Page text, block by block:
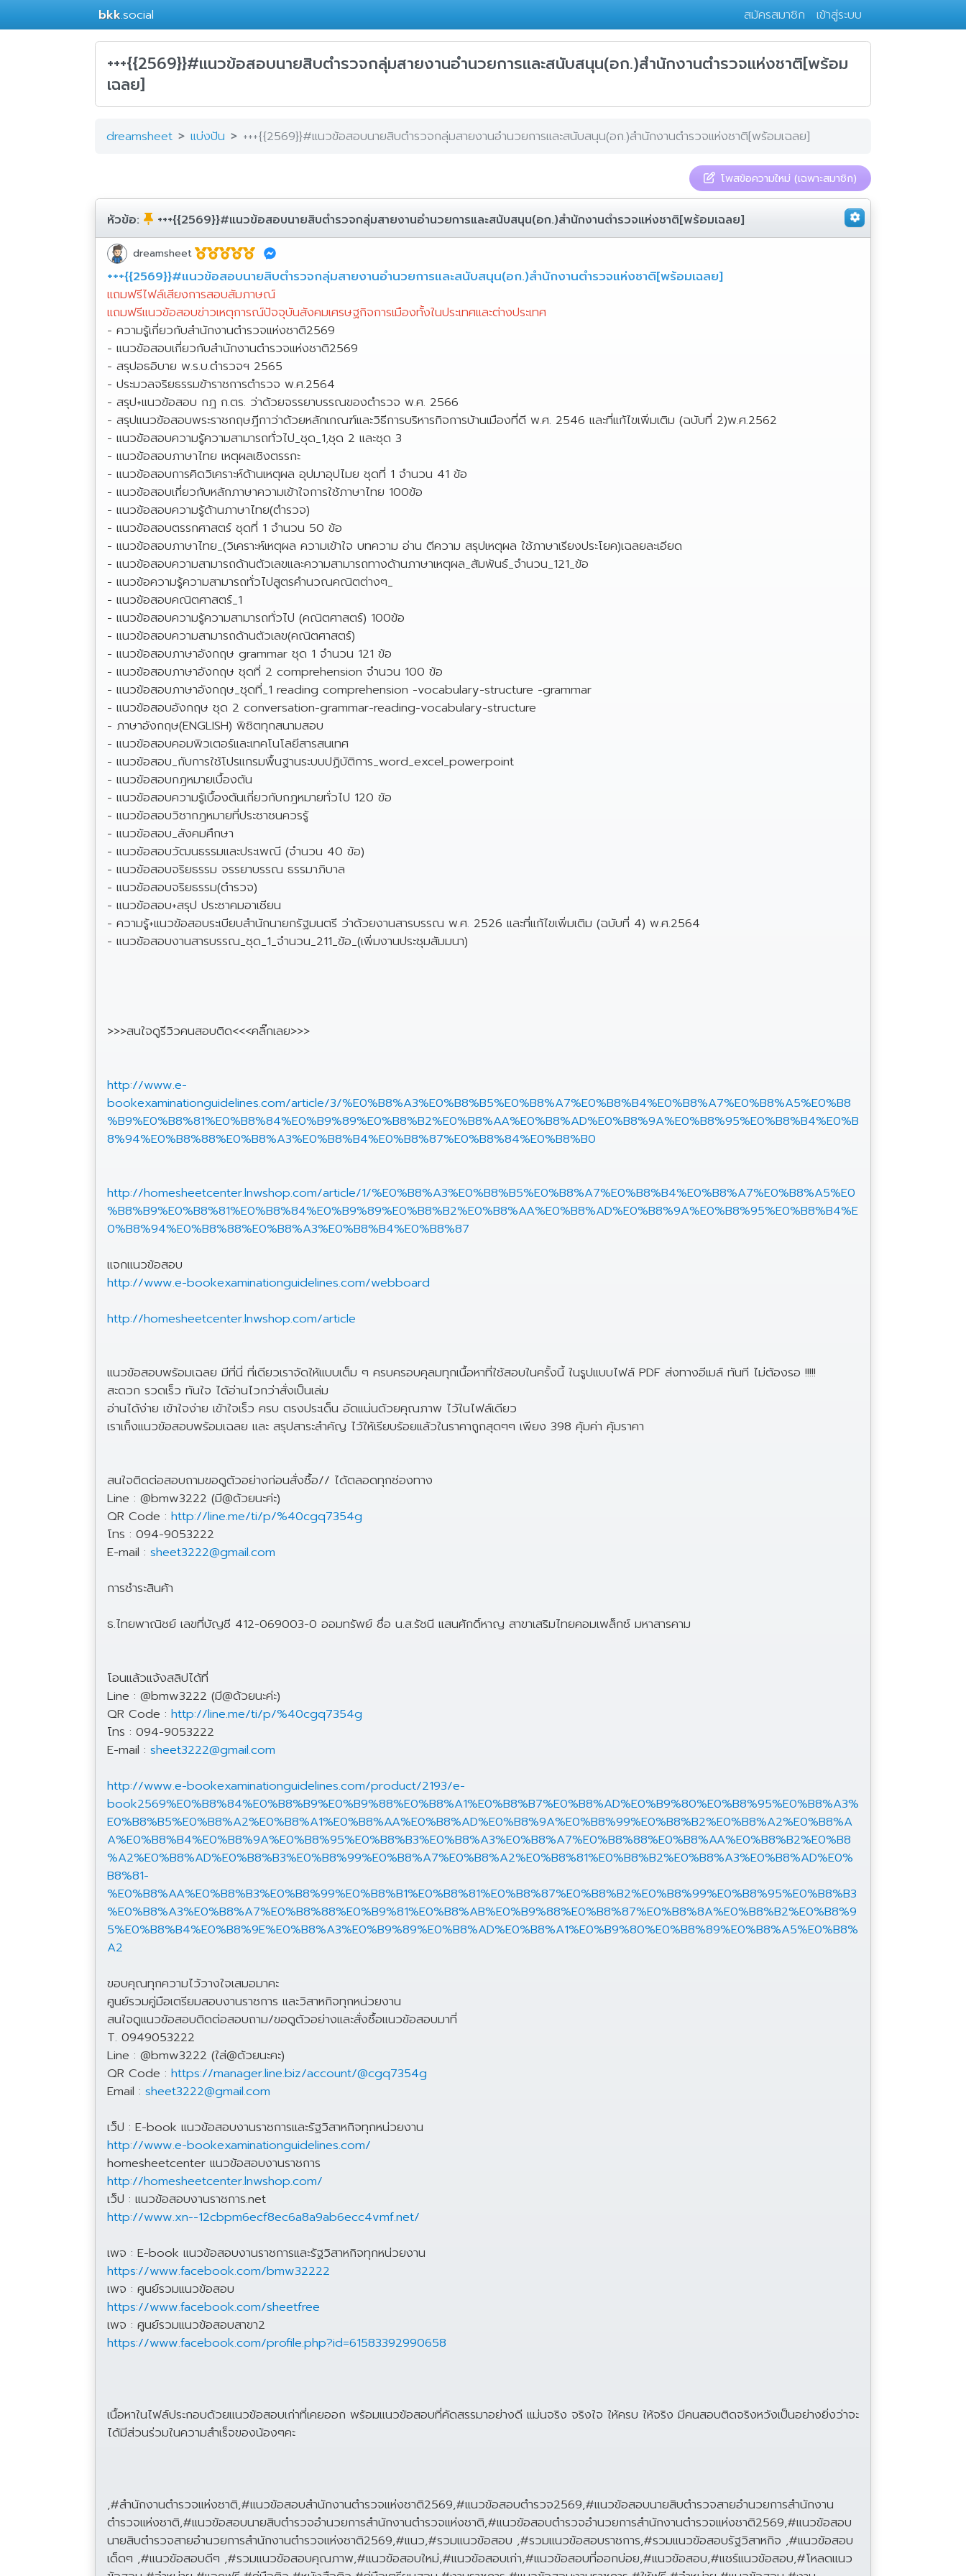
bkk.social สมัครสมาชิก เข้าสู่ระบบ
+++{{2569}}#แนวข้อสอบนายสิบตำรวจกลุ่มสายงานอำนวยการและสนับสนุน(อก.)สำนักงานตำรวจแห่งชาติ[พร้อม
เฉลย]
dreamsheet แบ่งปัน +++{{2569}}#แนวข้อสอบนายสิบตำรวจกลุ่มสายงานอำนวยการและสนับสนุน(อก.)สำนักงานตำรวจแห่งชาติ[พร้อมเฉลย]
โพสข้อความใหม่ (เฉพาะสมาชิก)
หัวข้อ: +++{{2569}}#แนวข้อสอบนายสิบตำรวจกลุ่มสายงานอำนวยการและสนับสนุน(อก.)สำนักงานตำรวจแห่งชาติ[พร้อมเฉลย]
dreamsheet
+++{{2569}}#แนวข้อสอบนายสิบตำรวจกลุ่มสายงานอำนวยการและสนับสนุน(อก.)สำนักงานตำรวจแห่งชาติ[พร้อมเฉลย]
แถมฟรีไฟล์เสียงการสอบสัมภาษณ์
แถมฟรีแนวข้อสอบข่าวเหตุการณ์ปัจจุบันสังคมเศรษฐกิจการเมืองทั้งในประเทศและต่างประเทศ
- ความรู้เกี่ยวกับสำนักงานตำรวจแห่งชาติ2569
- แนวข้อสอบเกี่ยวกับสำนักงานตำรวจแห่งชาติ2569
- สรุปอธอิบาย พ.ร.บ.ตำรวจฯ 2565
- ประมวลจริยธรรมข้าราชการตำรวจ พ.ศ.2564
- สรุป+แนวข้อสอบ กฎ ก.ตร. ว่าด้วยจรรยาบรรณของตำรวจ พ.ศ. 2566
- สรุปแนวข้อสอบพระราชกฤษฎีกาว่าด้วยหลักเกณฑ์และวิธีการบริหารกิจการบ้านเมืองที่ดี พ.ศ. 2546 และที่แก้ไขเพิ่มเติม (ฉบับที่ 2)พ.ศ.2562
- แนวข้อสอบความรู้ความสามารถทั่วไป_ชุด_1,ชุด 2 และชุด 3
- แนวข้อสอบภาษาไทย เหตุผลเชิงตรรกะ
- แนวข้อสอบการคิดวิเคราะห์ด้านเหตุผล อุปมาอุปไมย ชุดที่ 1 จำนวน 41 ข้อ
- แนวข้อสอบเกี่ยวกับหลักภาษาความเข้าใจการใช้ภาษาไทย 100ข้อ
- แนวข้อสอบความรู้ด้านภาษาไทย(ตำรวจ)
- แนวข้อสอบตรรกศาสตร์ ชุดที่ 1 จำนวน 50 ข้อ
- แนวข้อสอบภาษาไทย_(วิเคราะห์เหตุผล ความเข้าใจ บทความ อ่าน ตีความ สรุปเหตุผล ใช้ภาษาเรียงประโยค)เฉลยละเอียด
- แนวข้อสอบความสามารถด้านตัวเลขและความสามารถทางด้านภาษาเหตุผล_สัมพันธ์_จำนวน_121_ข้อ
- แนวข้อความรู้ความสามารถทั่วไปสูตรคำนวณคณิตต่างๆ_
- แนวข้อสอบคณิตศาสตร์_1
- แนวข้อสอบความรู้ความสามารถทั่วไป (คณิตศาสตร์) 100ข้อ
- แนวข้อสอบความสามารถด้านตัวเลข(คณิตศาสตร์)
- แนวข้อสอบภาษาอังกฤษ grammar ชุด 1 จำนวน 121 ข้อ
- แนวข้อสอบภาษาอังกฤษ ชุดที่ 2 comprehension จำนวน 100 ข้อ
- แนวข้อสอบภาษาอังกฤษ_ชุดที่_1 reading comprehension -vocabulary-structure -grammar
- แนวข้อสอบอังกฤษ ชุด 2 conversation-grammar-reading-vocabulary-structure
- ภาษาอังกฤษ(ENGLISH) พิชิตทุกสนามสอบ
- แนวข้อสอบคอมพิวเตอร์และเทคโนโลยีสารสนเทศ
- แนวข้อสอบ_กับการใช้โปรแกรมพื้นฐานระบบปฏิบัติการ_word_excel_powerpoint
- แนวข้อสอบกฎหมายเบื้องต้น
- แนวข้อสอบความรู้เบื้องต้นเกี่ยวกับกฎหมายทั่วไป 120 ข้อ
- แนวข้อสอบวิชากฎหมายที่ประชาชนควรรู้
- แนวข้อสอบ_สังคมศึกษา
- แนวข้อสอบวัฒนธรรมและประเพณี (จำนวน 40 ข้อ)
- แนวข้อสอบจริยธรรม จรรยาบรรณ ธรรมาภิบาล
- แนวข้อสอบจริยธรรม(ตำรวจ)
- แนวข้อสอบ+สรุป ประชาคมอาเซียน
- ความรู้+แนวข้อสอบระเบียบสำนักนายกรัฐมนตรี ว่าด้วยงานสารบรรณ พ.ศ. 2526 และที่แก้ไขเพิ่มเติม (ฉบับที่ 4) พ.ศ.2564
- แนวข้อสอบงานสารบรรณ_ชุด_1_จำนวน_211_ข้อ_(เพิ่มงานประชุมสัมมนา)
>>>สนใจดูรีวิวคนสอบติด<<<คลิ๊กเลย>>>
http://www.e-
bookexaminationguidelines.com/article/3/%E0%B8%A3%E0%B8%B5%E0%B8%A7%E0%B8%B4%E0%B8%A7%E0%B8%A5%E0%B8
%B9%E0%B8%81%E0%B8%84%E0%B9%89%E0%B8%B2%E0%B8%AA%E0%B8%AD%E0%B8%9A%E0%B8%95%E0%B8%B4%E0%B
8%94%E0%B8%88%E0%B8%A3%E0%B8%B4%E0%B8%87%E0%B8%84%E0%B8%B0
http://homesheetcenter.lnwshop.com/article/1/%E0%B8%A3%E0%B8%B5%E0%B8%A7%E0%B8%B4%E0%B8%A7%E0%B8%A5%E0
%B8%B9%E0%B8%81%E0%B8%84%E0%B9%89%E0%B8%B2%E0%B8%AA%E0%B8%AD%E0%B8%9A%E0%B8%95%E0%B8%B4%E
0%B8%94%E0%B8%88%E0%B8%A3%E0%B8%B4%E0%B8%87
แจกแนวข้อสอบ
http://www.e-bookexaminationguidelines.com/webboard
http://homesheetcenter.lnwshop.com/article
แนวข้อสอบพร้อมเฉลย มีที่นี่ ที่เดียวเราจัดให้แบบเต็ม ๆ ครบครอบคุลมทุกเนื้อหาที่ใช้สอบในครั้งนี้ ในรูปแบบไฟล์ PDF ส่งทางอีเมล์ ทันที ไม่ต้องรอ !!!!!
สะดวก รวดเร็ว ทันใจ ได้อ่านไวกว่าสั่งเป็นเล่ม
อ่านได้ง่าย เข้าใจง่าย เข้าใจเร็ว ครบ ตรงประเด็น อัดแน่นด้วยคุณภาพ ไว้ในไฟล์เดียว
เราเก็งแนวข้อสอบพร้อมเฉลย และ สรุปสาระสำคัญ ไว้ให้เรียบร้อยแล้วในราคาถูกสุดๆๆ เพียง 398 คุ้มค่า คุ้มราคา
สนใจติดต่อสอบถามขอดูตัวอย่างก่อนสั่งซื้อ// ได้ตลอดทุกช่องทาง
Line : @bmw3222 (มี@ด้วยนะค่ะ)
QR Code : http://line.me/ti/p/%40cgq7354g
โทร : 094-9053222
E-mail : sheet3222@gmail.com
การชำระสินค้า
ธ.ไทยพาณิชย์ เลขที่บัญชี 412-069003-0 ออมทรัพย์ ชื่อ น.ส.รัชนี แสนศักดิ์หาญ สาขาเสริมไทยคอมเพล็กซ์ มหาสารคาม
โอนแล้วแจ้งสลิปได้ที่
Line : @bmw3222 (มี@ด้วยนะค่ะ)
QR Code : http://line.me/ti/p/%40cgq7354g
โทร : 094-9053222
E-mail : sheet3222@gmail.com
http://www.e-bookexaminationguidelines.com/product/2193/e-
book2569%E0%B8%84%E0%B8%B9%E0%B9%88%E0%B8%A1%E0%B8%B7%E0%B8%AD%E0%B9%80%E0%B8%95%E0%B8%A3%
E0%B8%B5%E0%B8%A2%E0%B8%A1%E0%B8%AA%E0%B8%AD%E0%B8%9A%E0%B8%99%E0%B8%B2%E0%B8%A2%E0%B8%A
A%E0%B8%B4%E0%B8%9A%E0%B8%95%E0%B8%B3%E0%B8%A3%E0%B8%A7%E0%B8%88%E0%B8%AA%E0%B8%B2%E0%B8
%A2%E0%B8%AD%E0%B8%B3%E0%B8%99%E0%B8%A7%E0%B8%A2%E0%B8%81%E0%B8%B2%E0%B8%A3%E0%B8%AD%E0%
B8%81-
%E0%B8%AA%E0%B8%B3%E0%B8%99%E0%B8%B1%E0%B8%81%E0%B8%87%E0%B8%B2%E0%B8%99%E0%B8%95%E0%B8%B3
%E0%B8%A3%E0%B8%A7%E0%B8%88%E0%B9%81%E0%B8%AB%E0%B9%88%E0%B8%87%E0%B8%8A%E0%B8%B2%E0%B8%9
5%E0%B8%B4%E0%B8%9E%E0%B8%A3%E0%B9%89%E0%B8%AD%E0%B8%A1%E0%B9%80%E0%B8%89%E0%B8%A5%E0%B8%
A2
ขอบคุณทุกความไว้วางใจเสมอมาคะ
ศูนย์รวมคู่มือเตรียมสอบงานราชการ และวิสาหกิจทุกหน่วยงาน
สนใจดูแนวข้อสอบติดต่อสอบถาม/ขอดูตัวอย่างและสั่งซื้อแนวข้อสอบมาที่
T. 0949053222
Line : @bmw3222 (ใส่@ด้วยนะคะ)
QR Code : https://manager.line.biz/account/@cgq7354g
Email : sheet3222@gmail.com
เว็ป : E-book แนวข้อสอบงานราชการและรัฐวิสาหกิจทุกหน่วยงาน
http://www.e-bookexaminationguidelines.com/
homesheetcenter แนวข้อสอบงานราชการ
http://homesheetcenter.lnwshop.com/
เว็ป : แนวข้อสอบงานราชการ.net
http://www.xn--12cbpm6ecf8ec6a8a9ab6ecc4vmf.net/
เพจ : E-book แนวข้อสอบงานราชการและรัฐวิสาหกิจทุกหน่วยงาน
https://www.facebook.com/bmw32222
เพจ : ศูนย์รวมแนวข้อสอบ
https://www.facebook.com/sheetfree
เพจ : ศูนย์รวมแนวข้อสอบสาขา2
https://www.facebook.com/profile.php?id=61583392990658
เนื้อหาในไฟล์ประกอบด้วยแนวข้อสอบเก่าที่เคยออก พร้อมแนวข้อสอบที่คัดสรรมาอย่างดี แม่นจริง จริงใจ ให้ครบ ให้จริง มีคนสอบติดจริงหวังเป็นอย่างยิ่งว่าจะ
ได้มีส่วนร่วมในความสำเร็จของน้องๆคะ
,#สำนักงานตำรวจแห่งชาติ,#แนวข้อสอบสำนักงานตำรวจแห่งชาติ2569,#แนวข้อสอบตำรวจ2569,#แนวข้อสอบนายสิบตำรวจสายอำนวยการสำนักงาน
ตำรวจแห่งชาติ,#แนวข้อสอบนายสิบตำรวจอำนวยการสำนักงานตำรวจแห่งชาติ,#แนวข้อสอบตำรวจอำนวยการสำนักงานตำรวจแห่งชาติ2569,#แนวข้อสอบ
นายสิบตำรวจสายอำนวยการสำนักงานตำรวจแห่งชาติ2569,#แนว,#รวมแนวข้อสอบ ,#รวมแนวข้อสอบราชการ,#รวมแนวข้อสอบรัฐวิสาหกิจ ,#แนวข้อสอบ
เด็ดๆ ,#แนวข้อสอบดีๆ ,#รวมแนวข้อสอบคุณภาพ,#แนวข้อสอบใหม่,#แนวข้อสอบเก่า,#แนวข้อสอบที่ออกบ่อย,#แนวข้อสอบ,#แชร์แนวข้อสอบ,#โหลดแนว